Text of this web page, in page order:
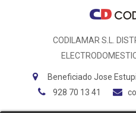
CODILAMAR S.L.
Beneficiado Jose
928 70 13 41